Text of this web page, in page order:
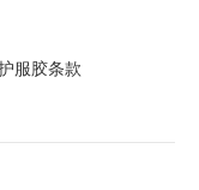
服胶条款